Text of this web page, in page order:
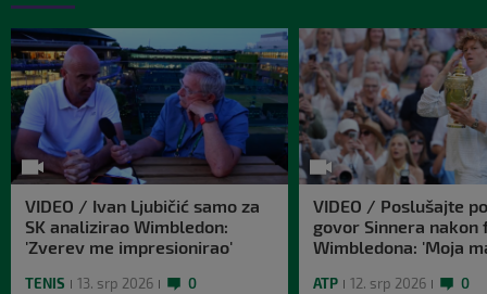
VIDEO / Ivan Ljubičić samo za
SK analizirao Wimbledon:
'Zverev me impresionirao'
TENIS 13. srp 2026 0
VIDEO / Poslušajte
govor Sinnera nakon
Wimbledona: 'Moja
ložu'
ATP 12. srp 2026 0